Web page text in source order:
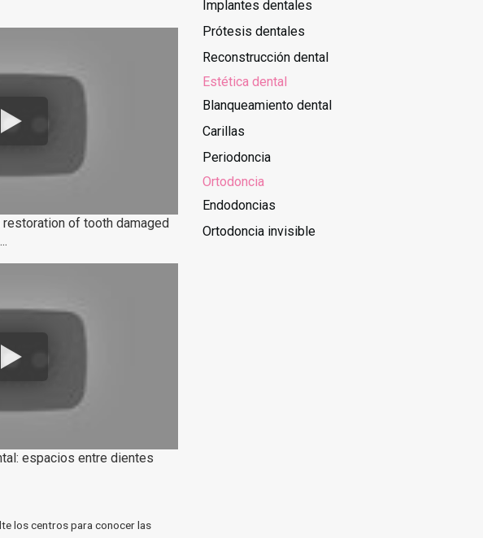
restoration of tooth damaged
espacios entre dientes
los centros para conocer las
Implantes dentales
Prótesis dentales
Reconstrucción dental
Estética dental
Blanqueamiento dental
Carillas
Periodoncia
Ortodoncia
Endodoncias
Ortodoncia invisible